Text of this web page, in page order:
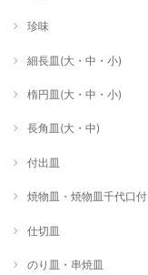
珍味
細長皿(大・中・小)
楕円皿(大・中・小)
長角皿(大・中)
付出皿
焼物皿・焼物皿千代口付
仕切皿
のり皿・串焼皿